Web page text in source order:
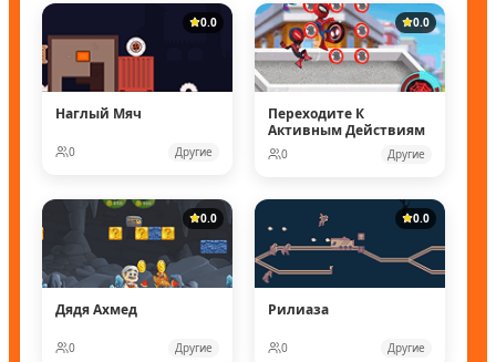
0.0
Наглый Мяч
0 Другие
0.0
Переходите К
Активным Действиям
0 Другие
0.0
Дядя Ахмед
0 Другие
0.0
Рилиаза
0 Другие